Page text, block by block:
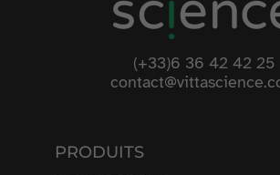
(+33)6 36 42 42 25
PRODUITS